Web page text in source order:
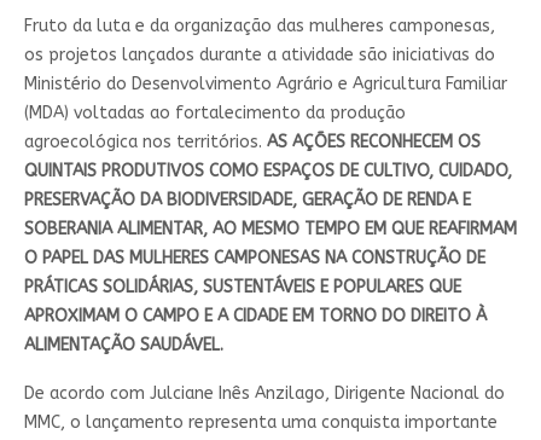
Fruto da luta e da organização das mulheres camponesas,
os projetos lançados durante a atividade são iniciativas do
Ministério do Desenvolvimento Agrário e Agricultura Familiar
(MDA) voltadas ao fortalecimento da produção
agroecológica nos territórios. AS AÇÕES RECONHECEM OS
QUINTAIS PRODUTIVOS COMO ESPAÇOS DE CULTIVO, CUIDADO,
PRESERVAÇÃO DA BIODIVERSIDADE, GERAÇÃO DE RENDA E
SOBERANIA ALIMENTAR, AO MESMO TEMPO EM QUE REAFIRMAM
O PAPEL DAS MULHERES CAMPONESAS NA CONSTRUÇÃO DE
PRÁTICAS SOLIDÁRIAS, SUSTENTÁVEIS E POPULARES QUE
APROXIMAM O CAMPO E A CIDADE EM TORNO DO DIREITO À
ALIMENTAÇÃO SAUDÁVEL.
De acordo com Julciane Inês Anzilago, Dirigente Nacional do
MMC, o lançamento representa uma conquista importante